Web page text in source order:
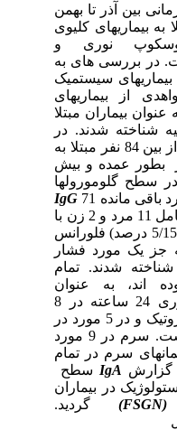
بین آذر تا بهمن
به بیماریهای کلیوی
نوری و
در بررسی های به
به بیماریهای سیستمیک
شواهدی از بیماریهای
بیماران مبتلا
شناخته شدند. در
مطالعات ایمونوفلورسانس از بین 84 نفر مبتلا به
بطور عمده و بیش
سطح گلومورولها
IgG71
بود و این موارد که شامل 11 مرد و 2 زن با
(5/15 درصد) فلورانس
یک مورد فشار
شدند. تمام
اند، به عنوان
بیمار کمتر از حد سندرم نفروتیک و در 5 مورد در
حد سندرم نفروتیک بوده است. سرم در 9 مورد
سرم در تمام
IgA سطح
در بیماران
گردید.